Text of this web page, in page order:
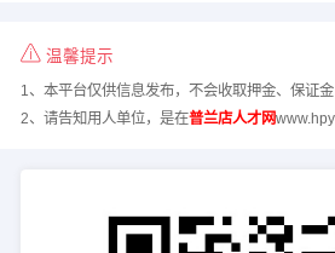
温馨提示
1、本平台仅供信息发布，不会收取押金、保证金
2、请告知用人单位，是在普兰店人才网